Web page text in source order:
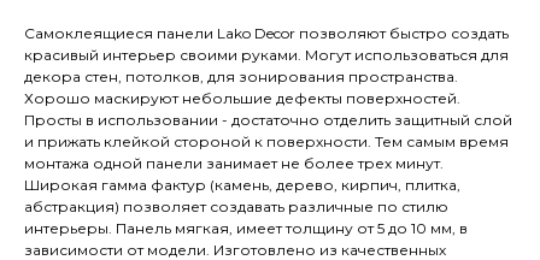
Самоклеящиеся панели Lako Decor позволяют быстро создать
красивый интерьер своими руками. Могут использоваться для
декора стен, потолков, для зонирования пространства.
Хорошо маскируют небольшие дефекты поверхностей.
Просты в использовании - достаточно отделить защитный слой
и прижать клейкой стороной к поверхности. Тем самым время
монтажа одной панели занимает не более трех минут.
Широкая гамма фактур (камень, дерево, кирпич, плитка,
абстракция) позволяет создавать различные по стилю
интерьеры. Панель мягкая, имеет толщину от 5 до 10 мм, в
зависимости от модели. Изготовлено из качественных